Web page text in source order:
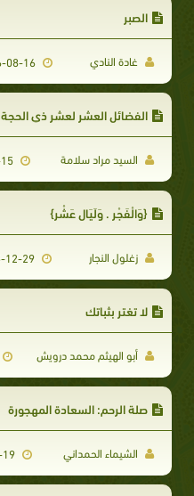
الصبر
غادة النادي 2016-08-16
الفضائل العشر لعشر ذي الحجة
السيد مراد سلامة 2017-08-15
{وَالْفَجْرِ . وَلَيَالٍ عَشْرٍ}
زغلول النجار 2015-12-29
لا تغتر بثباتك
أبو الهيثم محمد درويش
صلة الرحم: السعادة المهجورة
الشيماء الحمداني